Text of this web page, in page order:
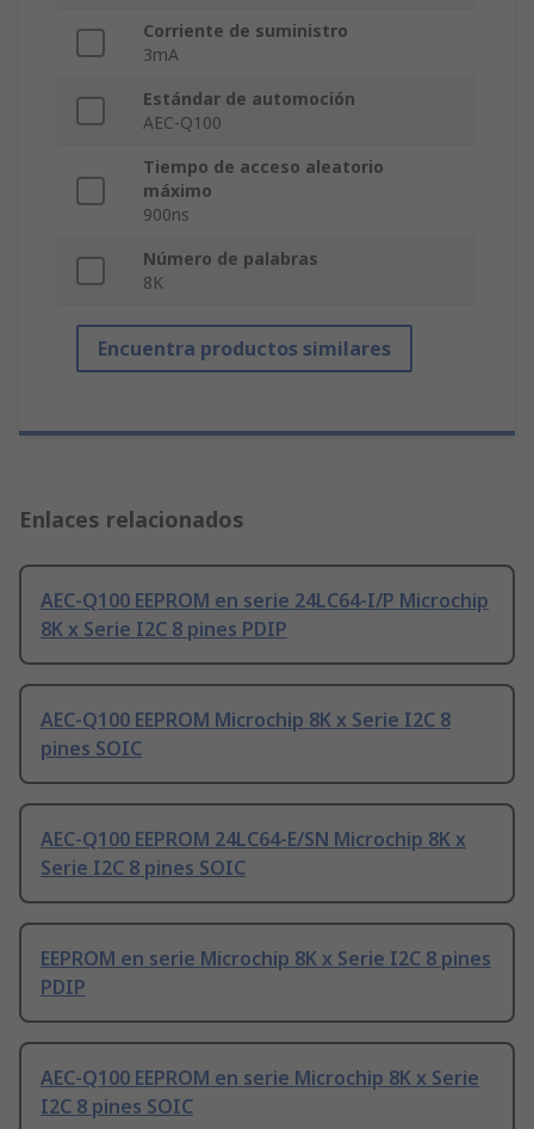
Corriente de suministro
3mA
Estándar de automoción
AEC-Q100
Tiempo de acceso aleatorio
máximo
900ns
Número de palabras
8K
Encuentra productos similares
Enlaces relacionados
AEC-Q100 EEPROM en serie 24LC64-I/P Microchip
8K x Serie I2C 8 pines PDIP
AEC-Q100 EEPROM Microchip 8K x Serie I2C 8
pines SOIC
AEC-Q100 EEPROM 24LC64-E/SN Microchip 8K x
Serie I2C 8 pines SOIC
EEPROM en serie Microchip 8K x Serie I2C 8 pines
PDIP
AEC-Q100 EEPROM en serie Microchip 8K x Serie
I2C 8 pines SOIC